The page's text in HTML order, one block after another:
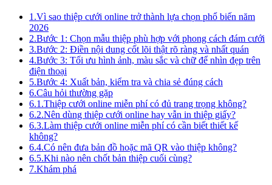
1.Vì sao thiệp cưới online trở thành lựa chọn phổ biến năm
2026
2.Bước 1: Chọn mẫu thiệp phù hợp với phong cách đám cưới
3.Bước 2: Điền nội dung cốt lõi thật rõ ràng và nhất quán
4.Bước 3: Tối ưu hình ảnh, màu sắc và chữ để nhìn đẹp trên
điện thoại
5.Bước 4: Xuất bản, kiểm tra và chia sẻ đúng cách
6.Câu hỏi thường gặp
6.1.Thiệp cưới online miễn phí có đủ trang trọng không?
6.2.Nên dùng thiệp cưới online hay vẫn in thiệp giấy?
6.3.Làm thiệp cưới online miễn phí có cần biết thiết kế
không?
6.4.Có nên đưa bản đồ hoặc mã QR vào thiệp không?
6.5.Khi nào nên chốt bản thiệp cuối cùng?
7.Khám phá